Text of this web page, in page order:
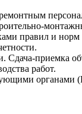
правил и норм
Сдача-приемка
работ.
органами